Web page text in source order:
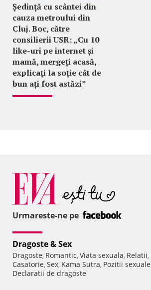
Ședință cu scântei din
cauza metroului din
Cluj. Boc, către
consilierii USR: „Cu 10
like-uri pe internet și
mamă, mergeți acasă,
explicați la soție cât de
bun ați fost astăzi”
Urmareste-ne pe
Dragoste & Sex
Dragoste, Romantic, Viata sexuala, Relatii,
Casatorie, Sex, Kama Sutra, Pozitii
Declaratii de dragoste